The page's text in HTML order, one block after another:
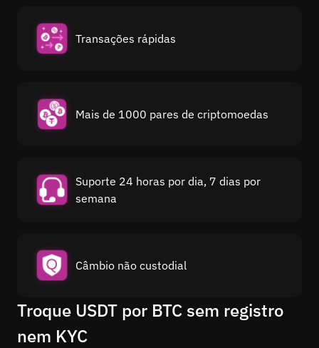
Transações rápidas
Mais de 1000 pares de criptomoedas
Suporte 24 horas por dia, 7 dias por
semana
Câmbio não custodial
Troque USDT por BTC sem registro
nem KYC